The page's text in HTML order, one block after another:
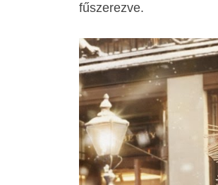
fűszerezve.